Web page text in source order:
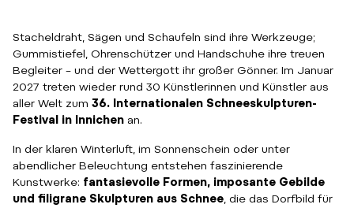
Stacheldraht, Sägen und Schaufeln sind ihre Werkzeuge;
Gummistiefel, Ohrenschützer und Handschuhe ihre treuen
Begleiter – und der Wettergott ihr großer Gönner. Im Januar
2027 treten wieder rund 30 Künstlerinnen und Künstler aus
aller Welt zum 36. Internationalen Schneeskulpturen-
Festival in Innichen an.
In der klaren Winterluft, im Sonnenschein oder unter
abendlicher Beleuchtung entstehen faszinierende
Kunstwerke: fantasievolle Formen, imposante Gebilde
und filigrane Skulpturen aus Schnee , die das Dorfbild für